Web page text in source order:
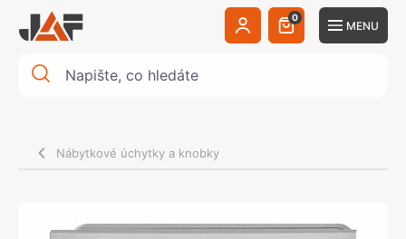
0
MENU
Nábytkové úchytky a knobky